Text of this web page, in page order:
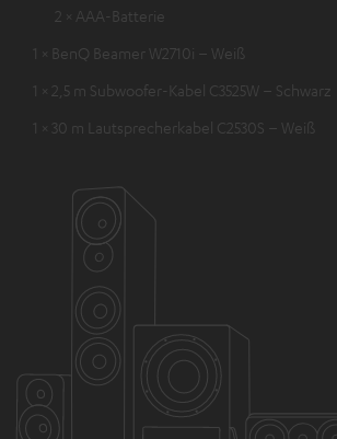
2 × AAA-Batterie
1 × BenQ Beamer W2710i – Weiß
1 × 2,5 m Subwoofer-Kabel C3525W – Schwarz
1 × 30 m Lautsprecherkabel C2530S – Weiß